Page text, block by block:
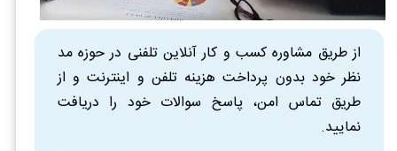
از طریق مشاوره کسب و کار آنلاین تلفنی در حوزه مد
نظر خود بدون پرداخت هزینه تلفن و اینترنت و از
طریق تماس امن، پاسخ سوالات خود را دریافت
نمایید.